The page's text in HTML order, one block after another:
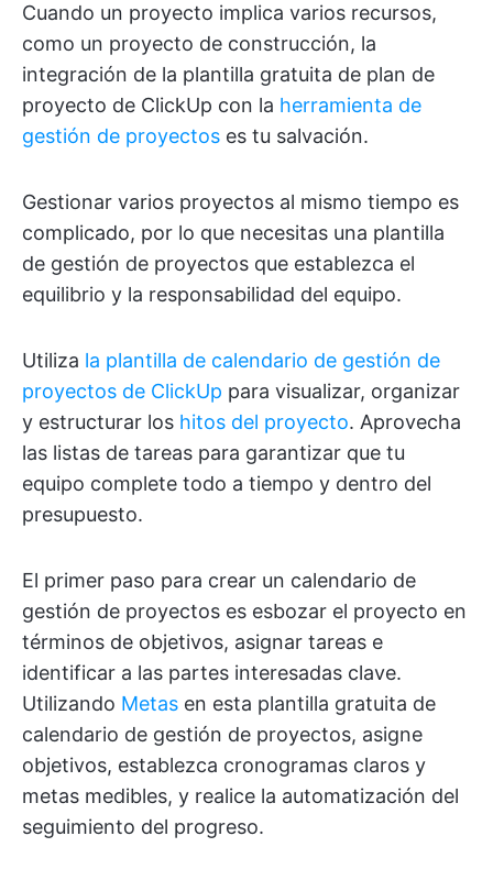
Cuando un proyecto implica varios recursos,
como un proyecto de construcción, la
integración de la plantilla gratuita de plan de
proyecto de ClickUp con la herramienta de
gestión de proyectos es tu salvación.
Gestionar varios proyectos al mismo tiempo es
complicado, por lo que necesitas una plantilla
de gestión de proyectos que establezca el
equilibrio y la responsabilidad del equipo.
Utiliza la plantilla de calendario de gestión de
proyectos de ClickUp para visualizar, organizar
y estructurar los hitos del proyecto. Aprovecha
las listas de tareas para garantizar que tu
equipo complete todo a tiempo y dentro del
presupuesto.
El primer paso para crear un calendario de
gestión de proyectos es esbozar el proyecto en
términos de objetivos, asignar tareas e
identificar a las partes interesadas clave.
Utilizando Metas en esta plantilla gratuita de
calendario de gestión de proyectos, asigne
objetivos, establezca cronogramas claros y
metas medibles, y realice la automatización del
seguimiento del progreso.